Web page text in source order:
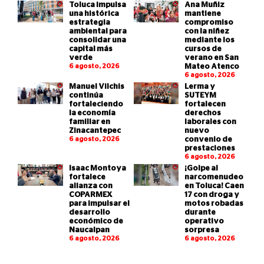
Toluca impulsa
una histórica
estrategia
ambiental para
consolidar una
capital más
verde
6 agosto, 2026
Ana Muñiz
mantiene
compromiso
con la niñez
mediante los
cursos de
verano en San
Mateo Atenco
6 agosto, 2026
Manuel Vilchis
continúa
fortaleciendo
la economía
familiar en
Zinacantepec
6 agosto, 2026
Lerma y
SUTEYM
fortalecen
derechos
laborales con
nuevo
convenio de
prestaciones
6 agosto, 2026
Isaac Montoya
fortalece
alianza con
COPARMEX
para impulsar el
desarrollo
económico de
Naucalpan
6 agosto, 2026
¡Golpe al
narcomenudeo
en Toluca! Caen
17 con droga y
motos robadas
durante
operativo
sorpresa
6 agosto, 2026